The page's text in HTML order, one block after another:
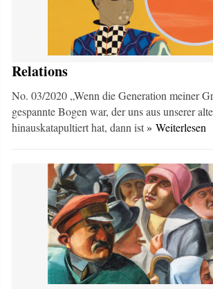
Relations
No. 03/2020 „Wenn die Generation meiner
gespannte Bogen war, der uns aus unserer
hinauskatapultiert hat, dann ist» Weiterlesen